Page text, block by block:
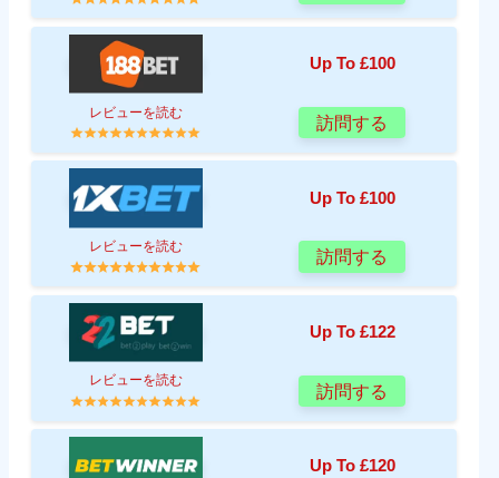
Up To £100
レビューを読む
訪問する
Up To £100
レビューを読む
訪問する
Up To £122
レビューを読む
訪問する
Up To £120